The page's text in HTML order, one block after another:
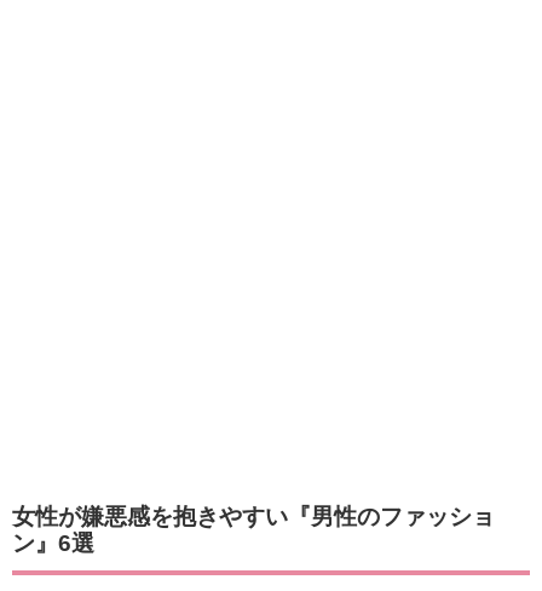
女性が嫌悪感を抱きやすい『男性のファッショ
ン』6選